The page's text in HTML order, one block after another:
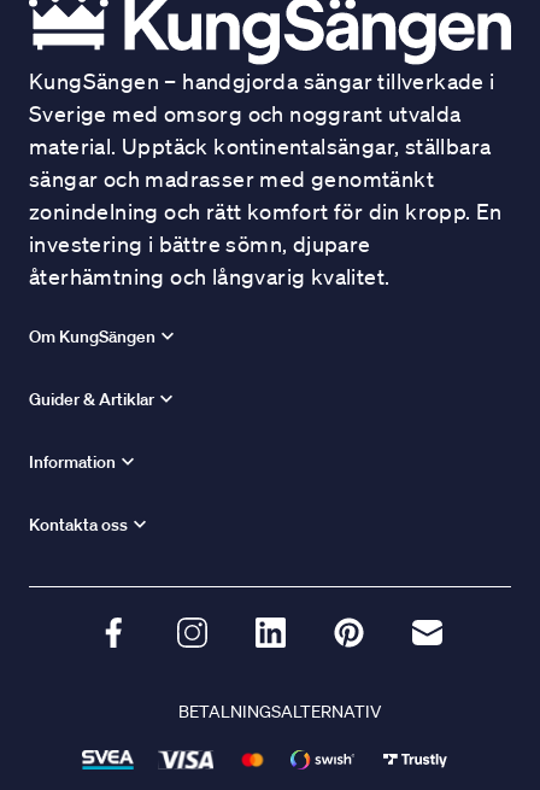
KungSängen – handgjorda sängar tillverkade i
Sverige med omsorg och noggrant utvalda
material. Upptäck kontinentalsängar, ställbara
sängar och madrasser med genomtänkt
zonindelning och rätt komfort för din kropp. En
investering i bättre sömn, djupare
återhämtning och långvarig kvalitet.
Om KungSängen
Guider & Artiklar
Information
Kontakta oss
BETALNINGSALTERNATIV